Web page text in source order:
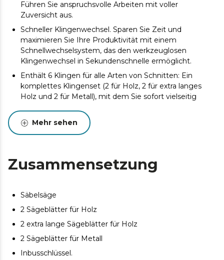
Führen Sie anspruchsvolle Arbeiten mit voller
Zuversicht aus.
Schneller Klingenwechsel. Sparen Sie Zeit und
maximieren Sie Ihre Produktivität mit einem
Schnellwechselsystem, das den werkzeuglosen
Klingenwechsel in Sekundenschnelle ermöglicht.
Enthält 6 Klingen für alle Arten von Schnitten: Ein
komplettes Klingenset (2 für Holz, 2 für extra langes
Holz und 2 für Metall), mit dem Sie sofort vielseitig
Ein Werkzeug, das maximale Vielseitigkeit bietet. Dank
der flexiblen, extra langen Klingen erreichen Sie selbst
Griffposition für komfortableres Arbeiten.
Mehr sehen
Zusammensetzung
Säbelsäge
2 Sägeblätter für Holz
2 extra lange Sägeblätter für Holz
2 Sägeblätter für Metall
Inbusschlüssel.